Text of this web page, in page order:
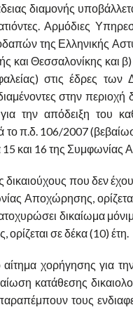
διαμονής
Αρμόδιες
της Ελληνικής
Θεσσαλονίκης και
στις έδρες των
στην
για την απόδειξη
το π.δ. 106/2007
15 και 16 της
δικαιούχους που δεν
Αποχώρησης,
δικαίωμα
σε δέκα (10) έτη.
αίτημα χορήγησης για
κατάθεσης
τους